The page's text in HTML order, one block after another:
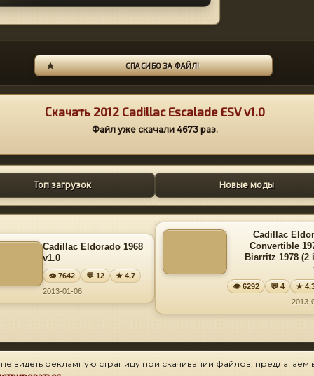
СПАСИБО ЗА ФАЙЛ!
Скачать 2012 Cadillac Escalade ESV v1.0
Файл уже скачали 4673раз.
Топ загрузок Новые моды
Cadillac Eldorado 1968
v1.0
👁 7642 💬 12
★ 4.7
2013-01-06
Cadillac
Convertible
Biarritz 1978 (2
👁 6292 💬 4
★
2013-
видеть рекламную страницу при скачивании файлов, предлагаем